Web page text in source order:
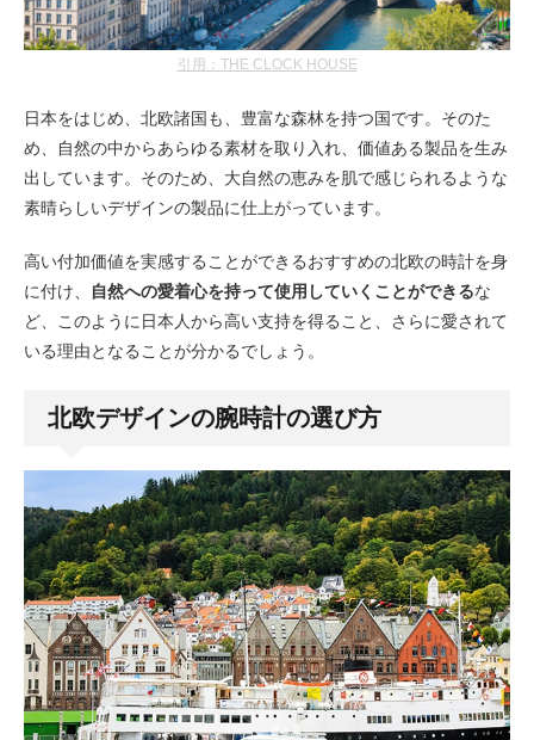
引用：THE CLOCK HOUSE
日本をはじめ、北欧諸国も、豊富な森林を持つ国です。そのた
め、自然の中からあらゆる素材を取り入れ、価値ある製品を生み
出しています。そのため、大自然の恵みを肌で感じられるような
素晴らしいデザインの製品に仕上がっています。
高い付加価値を実感することができるおすすめの北欧の時計を身
に付け、
自然への愛着心を持って使用していくことができるな
ど、このように日本人から高い支持を得ること、さらに愛されて
いる理由となることが分かるでしょう。
北欧デザインの腕時計の選び方